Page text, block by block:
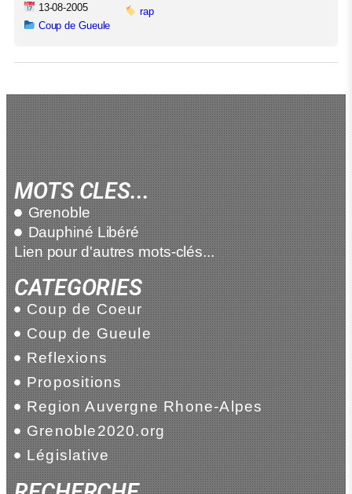
13-08-2005
Coup de Gueule
rap
MOTS CLES...
Grenoble
Dauphiné Libéré
Lien pour d'autres mots-clés...
CATEGORIES
Coup de Coeur
Coup de Gueule
Reflexions
Propositions
Region Auvergne Rhone-Alpes
Grenoble2020.org
Législative